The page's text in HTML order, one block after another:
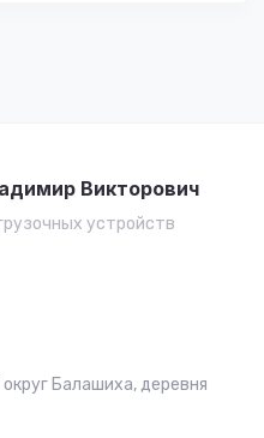
Викторович
устройств
Балашиха, деревня